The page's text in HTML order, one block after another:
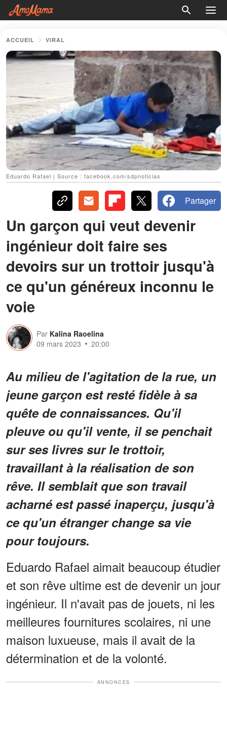
ACCUEIL VIRAL
Eduardo Rafael | Source : facebook.com/sdpnoticias
Partager
Un garçon qui veut devenir
ingénieur doit faire ses
devoirs sur un trottoir jusqu'à
ce qu'un généreux inconnu le
voie
Par Kalina Raoelina
09 mars 2023
20:00
Au milieu de l'agitation de la rue, un
jeune garçon est resté fidèle à sa
quête de connaissances. Qu'il
pleuve ou qu'il vente, il se penchait
sur ses livres sur le trottoir,
travaillant à la réalisation de son
rêve. Il semblait que son travail
acharné est passé inaperçu, jusqu'à
ce qu'un étranger change sa vie
pour toujours.
Eduardo Rafael aimait beaucoup étudier
et son rêve ultime est de devenir un jour
ingénieur. Il n'avait pas de jouets, ni les
meilleures fournitures scolaires, ni une
maison luxueuse, mais il avait de la
détermination et de la volonté.
ANNONCES